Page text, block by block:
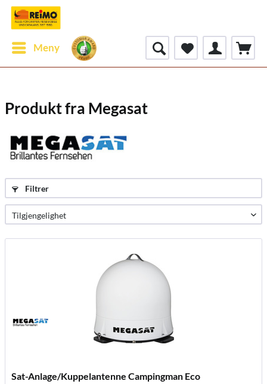
Meny
Produkt fra Megasat
Filtrer
Sat-Anlage/Kuppelantenne Campingman Eco